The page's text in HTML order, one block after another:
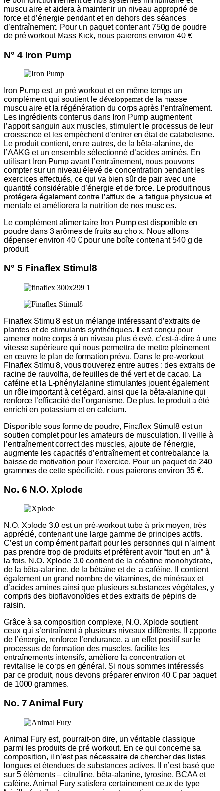
musculaire et aidera à maintenir un niveau approprié de
force et d’énergie pendant et en dehors des séances
d’entraînement. Pour un paquet contenant 750g de poudre
de pré workout Mass Kick, nous paierons environ 40 €.
N° 4 Iron Pump
Iron Pump est un pré workout et en même temps un
complément qui soutient le développemet de la masse
musculaire et la régénération du corps après l’entraînement.
Les ingrédients contenus dans Iron Pump augmentent
l’apport sanguin aux muscles, stimulent le processus de leur
croissance et les empêchent d’entrer en état de catabolisme.
Le produit contient, entre autres, de la bêta-alanine, de
l’AAKG et un ensemble sélectionné d’acides aminés. En
utilisant Iron Pump avant l’entraînement, nous pouvons
compter sur un niveau élevé de concentration pendant les
exercices effectués, ce qui va bien sûr de pair avec une
quantité considérable d’énergie et de force. Le produit nous
protégera également contre l’afflux de la fatigue physique et
mentale et améliorera la nutrition de nos muscles.
Le complément alimentaire Iron Pump est disponible en
poudre dans 3 arômes de fruits au choix. Nous allons
dépenser environ 40 € pour une boîte contenant 540 g de
produit.
N° 5 Finaflex Stimul8
Finaflex Stimul8 est un mélange intéressant d’extraits de
plantes et de stimulants synthétiques. Il est conçu pour
amener notre corps à un niveau plus élevé, c’est-à-dire à une
vitesse supérieure qui nous permettra de mettre pleinement
en œuvre le plan de formation prévu. Dans le pre-workout
Finaflex Stimul8, vous trouverez entre autres : des extraits de
racine de rauvolfia, de feuilles de thé vert et de cacao. La
caféine et la L-phénylalanine stimulantes jouent également
un rôle important à cet égard, ainsi que la bêta-alanine qui
renforce l’efficacité de l’organisme. De plus, le produit a été
enrichi en potassium et en calcium.
Disponible sous forme de poudre, Finaflex Stimul8 est un
soutien complet pour les amateurs de musculation. Il veille à
l’entraînement correct des muscles, ajoute de l’énergie,
augmente les capacités d’entraînement et contrebalance la
baisse de motivation pour l’exercice. Pour un paquet de 240
grammes de cette spécificité, nous paierons environ 35 €.
No. 6 N.O. Xplode
N.O. Xplode 3.0 est un pré-workout tube à prix moyen, très
apprécié, contenant une large gamme de principes actifs.
C’est un complément parfait pour les personnes qui n’aiment
pas prendre trop de produits et préfèrent avoir “tout en un” à
la fois. N.O. Xplode 3.0 contient de la créatine monohydrate,
de la bêta-alanine, de la bétaïne et de la caféine. Il contient
également un grand nombre de vitamines, de minéraux et
d’acides aminés ainsi que plusieurs substances végétales, y
compris des bioflavonoïdes et des extraits de pépins de
raisin.
Grâce à sa composition complexe, N.O. Xplode soutient
ceux qui s’entraînent à plusieurs niveaux différents. Il apporte
de l’énergie, renforce l’endurance, a un effet positif sur le
processus de formation des muscles, facilite les
entraînements intensifs, améliore la concentration et
revitalise le corps en général. Si nous sommes intéressés
par ce produit, nous devons préparer environ 40 € par paquet
de 1000 grammes.
No. 7 Animal Fury
Animal Fury est, pourrait-on dire, un véritable classique
parmi les produits de pré workout. En ce qui concerne sa
composition, il n’est pas nécessaire de chercher des listes
longues et étendues de substances actives. Il n’est basé que
sur 5 éléments – citrulline, bêta-alanine, tyrosine, BCAA et
caféine. Animal Fury satisfera certainement ceux de type